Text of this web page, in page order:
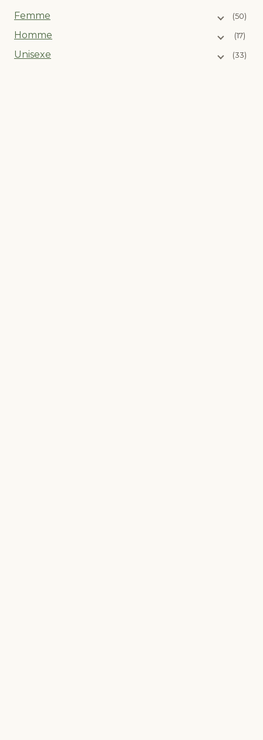
Femme (50)
Homme (17)
Unisexe (33)